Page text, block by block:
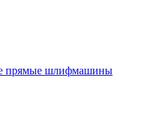
прямые шлифмашины